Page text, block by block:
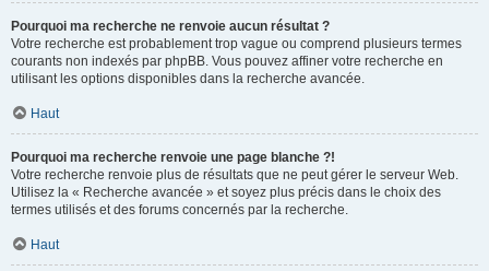
Pourquoi ma recherche ne renvoie aucun résultat ?
Votre recherche est probablement trop vague ou comprend plusieurs termes
courants non indexés par phpBB. Vous pouvez affiner votre recherche en
utilisant les options disponibles dans la recherche avancée.
Haut
Pourquoi ma recherche renvoie une page blanche ?!
Votre recherche renvoie plus de résultats que ne peut gérer le serveur Web.
Utilisez la « Recherche avancée » et soyez plus précis dans le choix des
termes utilisés et des forums concernés par la recherche.
Haut